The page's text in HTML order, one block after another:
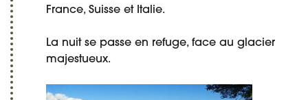
France, Suisse et Italie.
La nuit se passe en refuge, face au glacier
majestueux.